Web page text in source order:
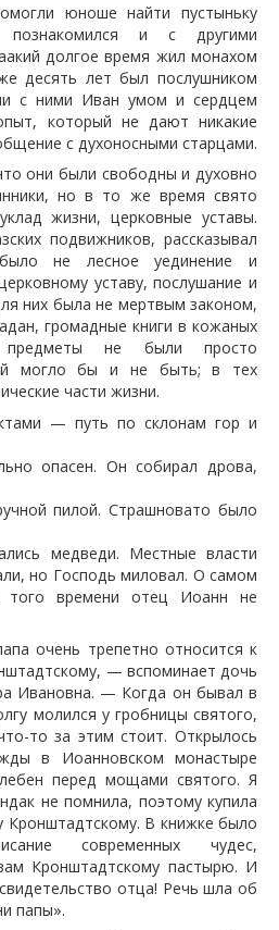
юноше найти пустыньку
и с другими
долгое время жил монахом
десять лет был послушником
с ними Иван умом и сердцем
который не дают никакие
с духоносными старцами.
они были свободны и духовно
но в то же время свято
жизни, церковные уставы.
подвижников, рассказывал
не лесное уединение и
уставу, послушание и
них была не мертвым законом,
громадные книги в кожаных
не были просто
могло бы и не быть; в тех
части жизни.
— путь по склонам гор и
опасен. Он собирал дрова,
пилой. Страшновато было
медведи. Местные власти
но Господь миловал. О самом
того времени отец Иоанн не
очень трепетно относится к
— вспоминает дочь
Ивановна. — Когда он бывал в
молился у гробницы святого,
то за этим стоит. Открылось
в Иоанновском монастыре
перед мощами святого. Я
не помнила, поэтому купила
Кронштадтскому. В книжке было
современных чудес,
Кронштадтскому пастырю. И
отца! Речь шла об
папы».